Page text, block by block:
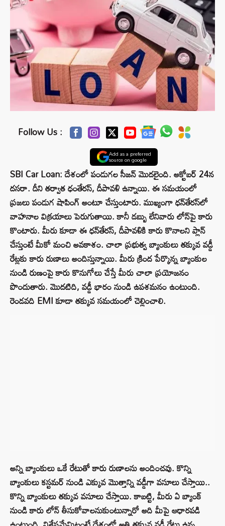
Follow Us :
Add as a preferred
source on google
SBI Car Loan: దేశంలో పండుగల సీజన్ మొదలైంది. అక్టోబర్ 24న
దసరా. దీని తర్వాత ధంతేరస్, దీపావళి ఉన్నాయి. ఈ సమయంలో
ప్రజలు పండుగ షాపింగ్ అంటూ చేస్తుంటారు. ముఖ్యంగా ధన్‌తేరస్‌లో
వాహనాల విక్రయాలు పెరుగుతాయి. కానీ డబ్బు లేనివారు లోన్‌పై కారు
కొంటారు. మీరు కూడా ఈ ధన్‌తేరస్, దీపావళికి కారు కొనాలని ప్లాన్
చేస్తుంటే మీకో మంచి అవకాశం. చాలా ప్రభుత్వ బ్యాంకులు తక్కువ వడ్డీ
రేట్లకు కారు రుణాలు అందిస్తున్నాయి. మీరు క్రింద పేర్కొన్న బ్యాంకుల
నుండి రుణంపై కారు కొనుగోలు చేస్తే మీరు చాలా ప్రయోజనం
పొందుతారు. మొదటిది, వడ్డీ భారం నుండి ఉపశమనం ఉంటుంది.
రెండవది EMI కూడా తక్కువ సమయంలో చెల్లించాలి.
అన్ని బ్యాంకులు ఒకే రేటుతో కారు రుణాలను అందించవు. కొన్ని
బ్యాంకులు కస్టమర్ నుండి ఎక్కువ మొత్తాన్ని వడ్డీగా వసూలు చేస్తాయి..
కొన్ని బ్యాంకులు తక్కువ వసూలు చేస్తాయి. కాబట్టి, మీరు ఏ బ్యాంక్
నుండి కారు లోన్ తీసుకోవాలనుకుంటున్నారో అది మీపై ఆధారపడి